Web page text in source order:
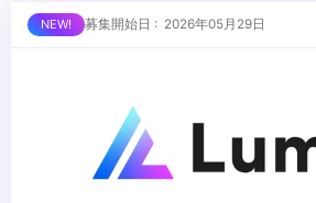
※ポートフォリオもしくは過去制作の映像作
がある方)募集開始日 : 2026年05月29日